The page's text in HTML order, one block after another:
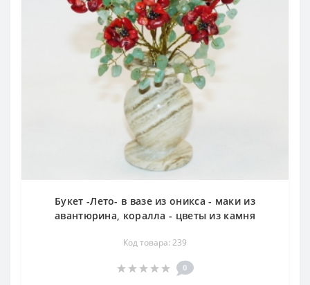
Букет -Лето- в вазе из оникса - маки из
авантюрина, коралла - цветы из камня
Код товара: 239
0